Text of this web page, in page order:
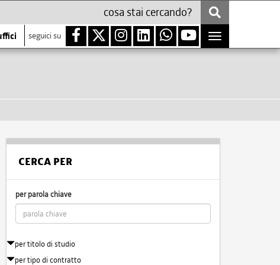
seguici su
Toggle
navigation
CERCA PER
per parola chiave
per titolo di studio
per tipo di contratto